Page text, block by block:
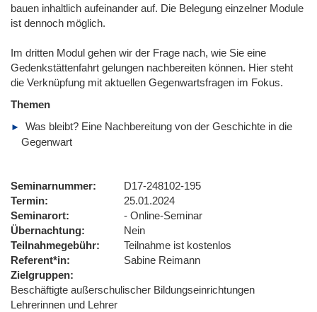
bauen inhaltlich aufeinander auf. Die Belegung einzelner Module
ist dennoch möglich.
Im dritten Modul gehen wir der Frage nach, wie Sie eine
Gedenkstättenfahrt gelungen nachbereiten können. Hier steht
die Verknüpfung mit aktuellen Gegenwartsfragen im Fokus.
Themen
Was bleibt? Eine Nachbereitung von der Geschichte in die
Gegenwart
Seminarnummer
D17-248102-195
Termin
25.01.2024
Seminarort
- Online-Seminar
Übernachtung
Nein
Teilnahmegebühr
Teilnahme ist kostenlos
Referent*in
Sabine Reimann
Zielgruppen
Beschäftigte außerschulischer Bildungseinrichtungen
Lehrerinnen und Lehrer